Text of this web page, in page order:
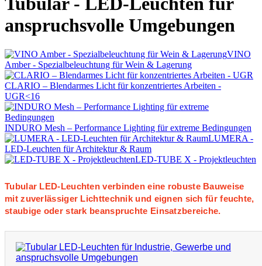
anspruchsvolle Umgebungen
VINO
Amber - Spezialbeleuchtung für Wein & Lagerung
CLARIO – Blendarmes Licht für konzentriertes Arbeiten -
UGR<16
INDURO Mesh – Performance Lighting für extreme Bedingungen
LUMERA -
LED-Leuchten für Architektur & Raum
LED-TUBE X - Projektleuchten
Tubular LED-Leuchten verbinden eine robuste Bauweise
mit zuverlässiger Lichttechnik und eignen sich für feuchte,
staubige oder stark beanspruchte Einsatzbereiche.